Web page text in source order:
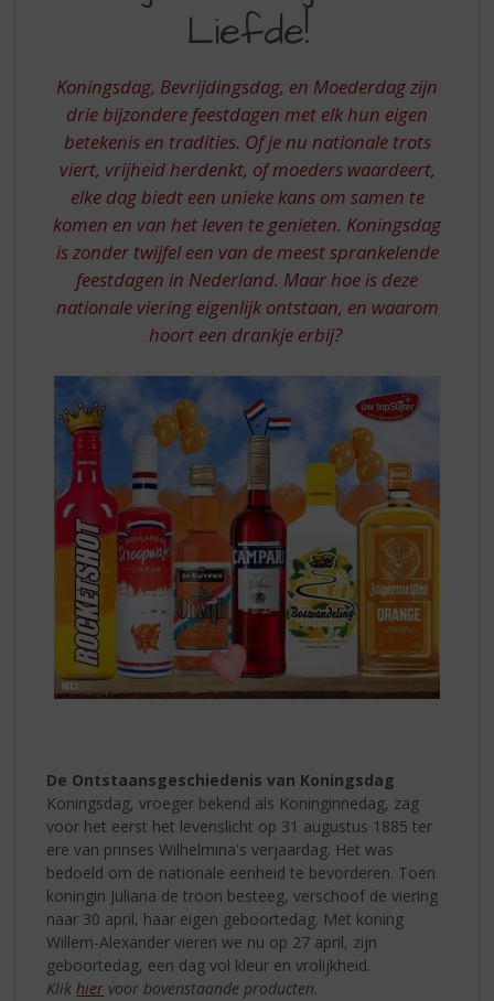
ORANJE
TOT
VRIJHEID
EN
LIEFDE
Liefde!
Koningsdag, Bevrijdingsdag, en Moederdag zijn
drie bijzondere feestdagen met elk hun eigen
betekenis en tradities. Of je nu nationale trots
viert, vrijheid herdenkt, of moeders waardeert,
elke dag biedt een unieke kans om samen te
komen en van het leven te genieten. Koningsdag
is zonder twijfel een van de meest sprankelende
feestdagen in Nederland. Maar hoe is deze
nationale viering eigenlijk ontstaan, en waarom
hoort een drankje erbij?
De Ontstaansgeschiedenis van Koningsdag
Koningsdag, vroeger bekend als Koninginnedag, zag
voor het eerst het levenslicht op 31 augustus 1885 ter
ere van prinses Wilhelmina's verjaardag. Het was
bedoeld om de nationale eenheid te bevorderen. Toen
koningin Juliana de troon besteeg, verschoof de viering
naar 30 april, haar eigen geboortedag. Met koning
Willem-Alexander vieren we nu op 27 april, zijn
geboortedag, een dag vol kleur en vrolijkheid.
Klikhier voor bovenstaande producten.